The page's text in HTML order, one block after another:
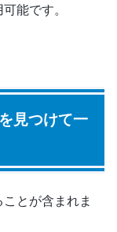
能です。
見つけて一
とが含まれま